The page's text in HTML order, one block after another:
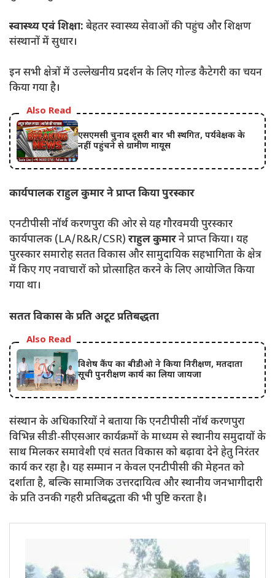
स्वास्थ्य एवं शिक्षा: बेहतर स्वास्थ्य सेवाओं की पहुंच और शिक्षण
संस्थानों में सुधार।
​इन सभी क्षेत्रों में उल्लेखनीय प्रदर्शन के लिए गोल्ड कैटेगरी का चयन
किया गया है।
Also Read
एसएमसी चुनाव दूसरी बार भी स्थगित, पर्यवेक्षक के
नहीं पहुंचने से ग्रामीण मायूस
कार्यपालक राहुल कुमार ने प्राप्त किया पुरस्कार
एनटीपीसी नॉर्थ करणपुरा की ओर से यह गौरवमयी पुरस्कार
कार्यपालक (LA/R&R/CSR) राहुल कुमारने प्राप्त किया। यह
पुरस्कार समारोह सतत विकास और सामुदायिक सहभागिता के क्षेत्र
में किए गए नवाचारों को प्रोत्साहित करने के लिए आयोजित किया
गया था।
सतत विकास के प्रति अटूट प्रतिबद्धता
Also Read
विशेष कैंप का बीडीओ ने किया निरीक्षण, मतदाता
सूची पुनरीक्षण कार्य का लिया जायजा
संस्थान के अधिकारियों ने बताया कि एनटीपीसी नॉर्थ करणपुरा
विभिन्न सीडी-सीएसआर कार्यक्रमों के माध्यम से स्थानीय समुदायों के
साथ मिलकर समावेशी एवं सतत विकास को बढ़ावा देने हेतु निरंतर
कार्य कर रहा है। यह सम्मान न केवल एनटीपीसी की मेहनत को
दर्शाता है, बल्कि सामाजिक उत्तरदायित्व और स्थानीय जनभागीदारी
के प्रति उनकी गहरी प्रतिबद्धता की भी पुष्टि करता है।